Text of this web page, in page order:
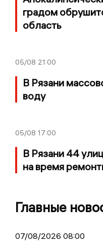
градом
область
05/08 21:00
В Рязани
воду
05/08 17:00
В Рязани 44
на время
Главные
07/08/2026 08:00